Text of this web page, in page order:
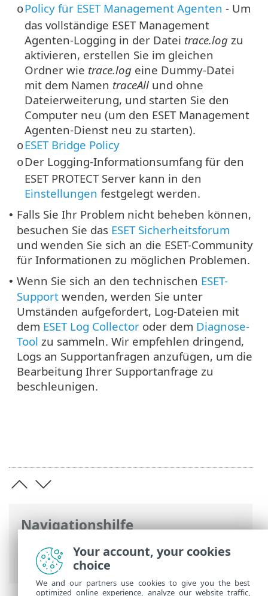
Navigationshilfe
ESET Online-Hilfe>ESET PROTECT On-
Prem>Fehlerbehebung
oPolicy für ESET Management Agenten - Um
das vollständige ESET Management
Agenten-Logging in der Datei trace.log zu
aktivieren, erstellen Sie im gleichen
Ordner wie trace.log eine Dummy-Datei
mit dem Namen traceAll und ohne
Dateierweiterung, und starten Sie den
Computer neu (um den ESET Management
Agenten-Dienst neu zu starten).
oESET Bridge Policy
oDer Logging-Informationsumfang für den
ESET PROTECT Server kann in den
Einstellungen festgelegt werden.
• Falls Sie Ihr Problem nicht beheben können,
besuchen Sie das ESET Sicherheitsforum
und wenden Sie sich an die ESET-Community
für Informationen zu möglichen Problemen.
• Wenn Sie sich an den technischen ESET-
Support wenden, werden Sie unter
Umständen aufgefordert, Log-Dateien mit
dem ESET Log Collector oder dem Diagnose-
Tool zu sammeln. Wir empfehlen dringend,
Logs an Supportanfragen anzufügen, um die
Bearbeitung Ihrer Supportanfrage zu
beschleunigen.
Your account, your cookies
choice
We and our partners use cookies to give you the best
optimized online experience, analyze our website traffic,